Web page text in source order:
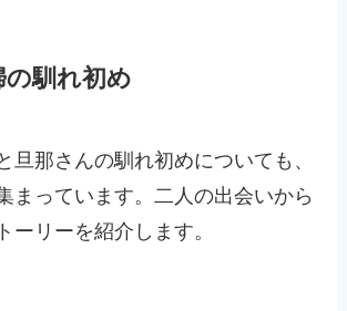
の馴れ初め
旦那さんの馴れ初めについても、
まっています。二人の出会いから
ーリーを紹介します。